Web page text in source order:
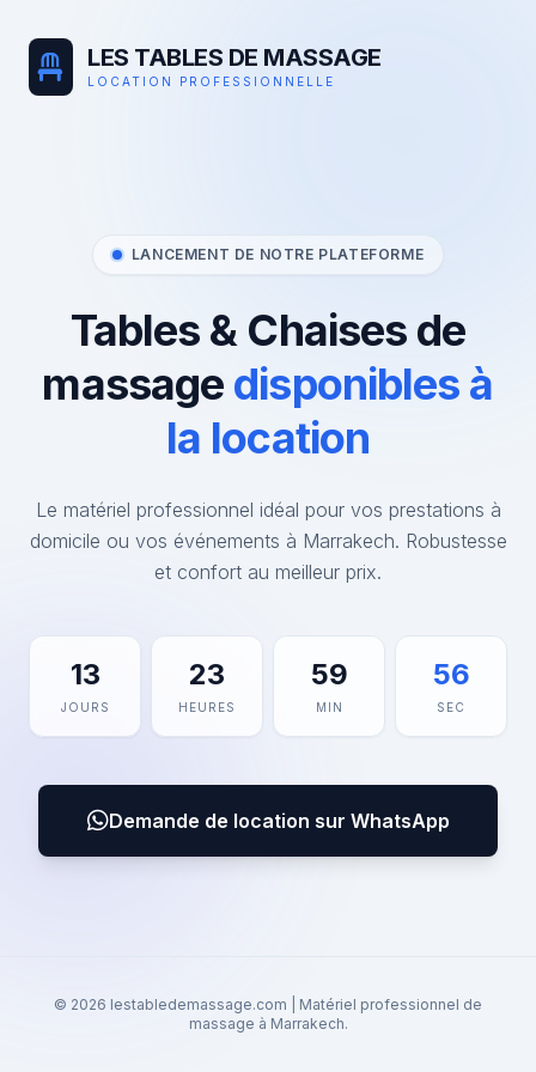
LES TABLES DE MASSAGE
LOCATION PROFESSIONNELLE
LANCEMENT DE NOTRE PLATEFORME
Tables & Chaises de
massage disponibles à
la location
Le matériel professionnel idéal pour vos prestations à
domicile ou vos événements à Marrakech. Robustesse
et confort au meilleur prix.
13
JOURS
23
HEURES
59
MIN
56
SEC
Demande de location sur WhatsApp
© 2026 lestabledemassage.com | Matériel professionnel de
massage à Marrakech.